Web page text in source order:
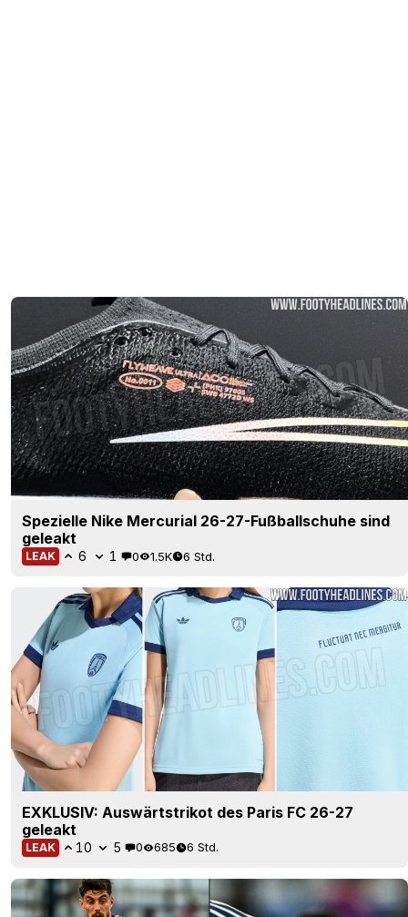
Spezielle Nike Mercurial 26-27-Fußballschuhe sind
geleakt
LEAK 6 1 0 1.5K 6 Std.
EXKLUSIV: Auswärtstrikot des Paris FC 26-27
geleakt
LEAK 10 5 0 685 6 Std.